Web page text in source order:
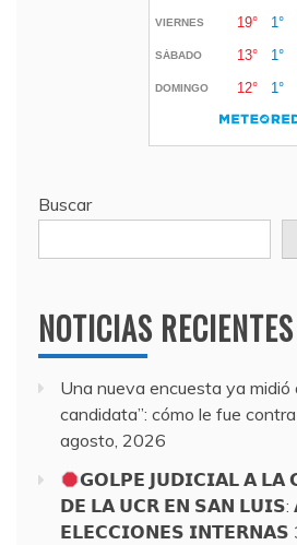
Buscar
NOTICIAS RECIENTES
Una nueva encuesta ya midió
candidata”: cómo le fue
agosto, 2026
𝗚𝗢𝗟𝗣𝗘 𝗝𝗨𝗗𝗜𝗖𝗜𝗔𝗟 𝗔 𝗟𝗔
𝗗𝗘 𝗟𝗔 𝗨𝗖𝗥 𝗘𝗡 𝗦𝗔𝗡
𝗘𝗟𝗘𝗖𝗖𝗜𝗢𝗡𝗘𝗦 𝗜𝗡𝗧𝗘𝗥𝗡𝗔𝗦